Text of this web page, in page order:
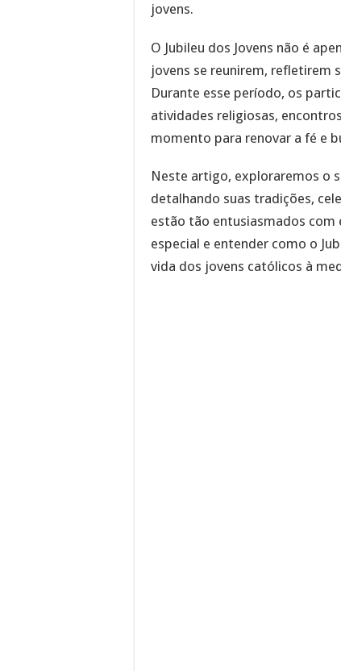
jovens.
O Jubileu dos Jovens não é
jovens se reunirem, refletirem
Durante esse período, os
atividades religiosas,
momento para renovar a fé e
Neste artigo, exploraremos o
detalhando suas tradições,
estão tão entusiasmados com
especial e entender como o
vida dos jovens católicos à